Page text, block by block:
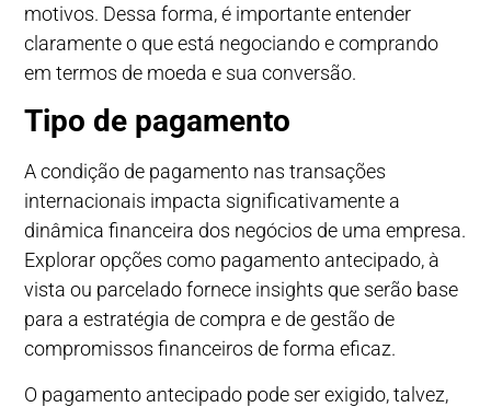
motivos. Dessa forma, é importante entender
claramente o que está negociando e comprando
em termos de moeda e sua conversão.
Tipo de pagamento
A condição de pagamento nas transações
internacionais impacta significativamente a
dinâmica financeira dos negócios de uma empresa.
Explorar opções como pagamento antecipado, à
vista ou parcelado fornece insights que serão base
para a estratégia de compra e de gestão de
compromissos financeiros de forma eficaz.
O pagamento antecipado pode ser exigido, talvez,